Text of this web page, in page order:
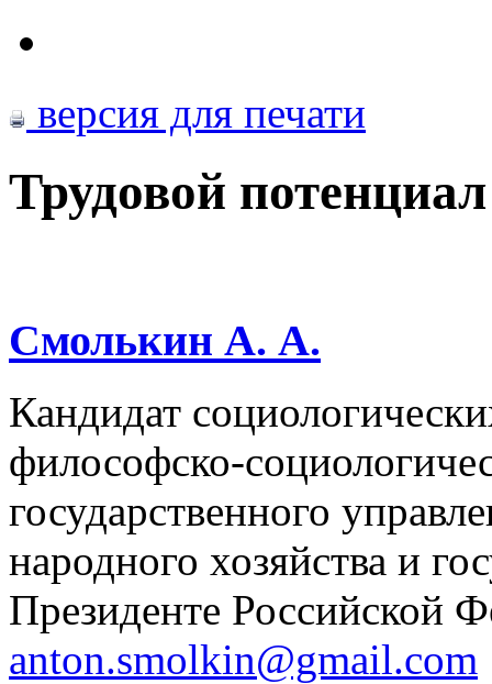
версия для печати
Трудовой
Смолькин А. А.
Кандидат
философско-
государственного
народного хозяйства и
Президенте Российской
anton.smolkin@gmail.com